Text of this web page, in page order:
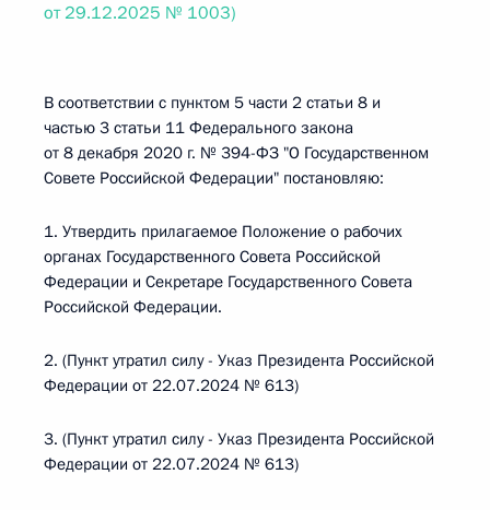
от 29.12.2025 № 1003)
В соответствии с пунктом 5 части 2 статьи 8 и
частью 3 статьи 11 Федерального закона
от 8 декабря 2020 г. № 394-ФЗ "О Государственном
Совете Российской Федерации" постановляю:
1. Утвердить прилагаемое Положение о рабочих
органах Государственного Совета Российской
Федерации и Секретаре Государственного Совета
Российской Федерации.
2. (Пункт утратил силу - Указ Президента Российской
Федерации от 22.07.2024 № 613)
3. (Пункт утратил силу - Указ Президента Российской
Федерации от 22.07.2024 № 613)